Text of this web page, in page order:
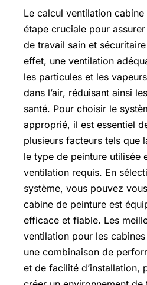
Le calcul ventilation
étape cruciale pour
de travail sain et
effet, une ventilation
les particules et les
dans l’air, réduisant ainsi
santé. Pour choisir le
approprié, il est essentiel
plusieurs facteurs tels que
le type de peinture utilisée
ventilation requis. En
système, vous pouvez
cabine de peinture est
efficace et fiable. Les
ventilation pour les
une combinaison de
et de facilité d’installation,